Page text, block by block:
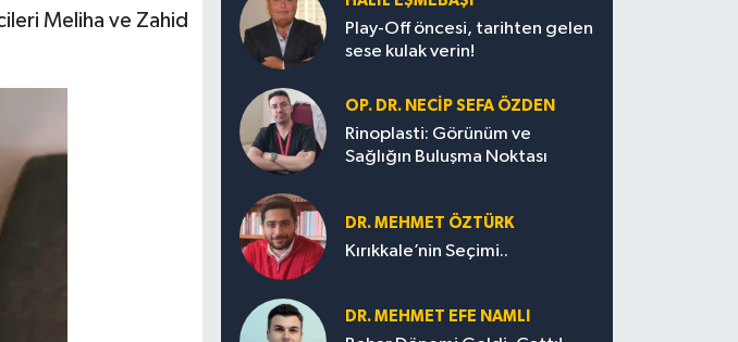
Meliha ve Zahid
Play-Off öncesi, tarihten gelen
sese kulak verin!
OP. DR. NECIP SEFA ÖZDEN
Rinoplasti: Görünüm ve
Sağlığın Buluşma Noktası
DR. MEHMET ÖZTÜRK
Kırıkkale’nin Seçimi..
DR. MEHMET EFE NAMLI